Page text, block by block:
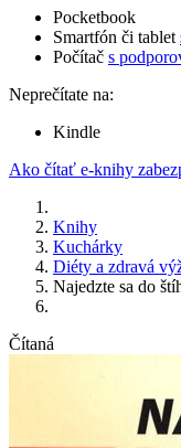
Pocketbook
Smartfón či tablet
Počítač s
Neprečítate na:
Kindle
Ako čítať e-knihy
Knihy
Kuchárky
Diéty a zdravá
Najedzte sa do
Čítaná